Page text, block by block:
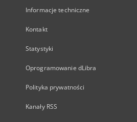
Informacje techniczne
Kontakt
Statystyki
Oprogramowanie dLibra
Polityka prywatności
Kanały RSS